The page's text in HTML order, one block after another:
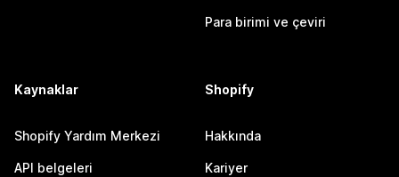
Para birimi ve çeviri
Kaynaklar
Shopify Yardım Merkezi
API belgeleri
Shopify
Hakkında
Kariyer